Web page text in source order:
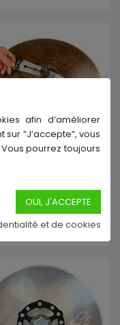
En Stock Fournisseur -
sous 3-4 jours
16,66 €
afin d’améliorer
”J’accepte”, vous
pourrez toujours
et de cookies